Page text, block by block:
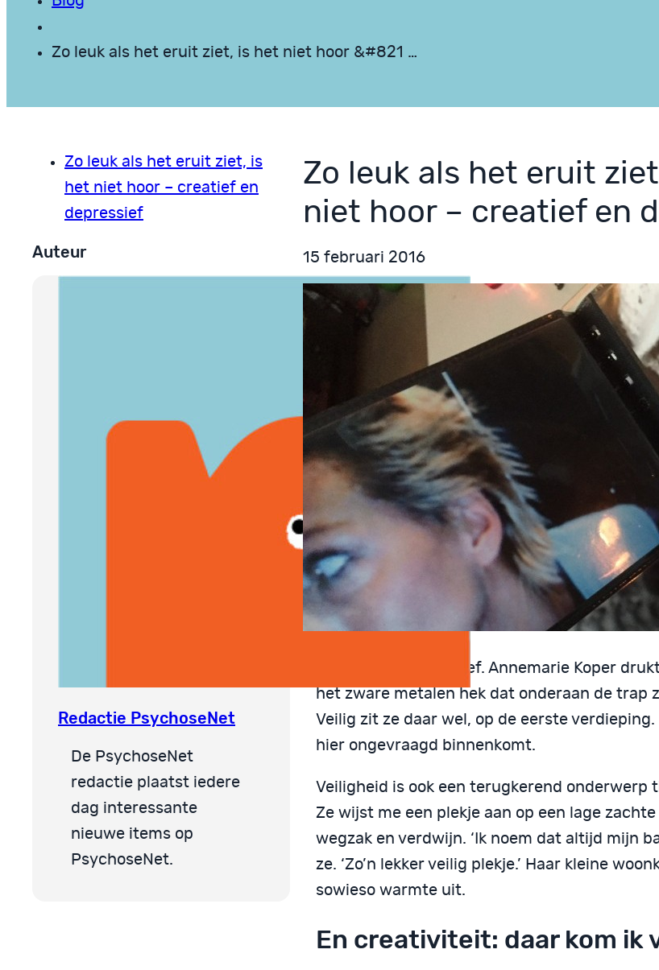
Zo leuk als het eruit ziet, is het niet hoor &#821 …
Zo leuk als het eruit ziet, is
het niet hoor – creatief en
depressief
Auteur
Redactie PsychoseNet
De PsychoseNet
redactie plaatst iedere
dag interessante
nieuwe items op
PsychoseNet.
Zo leuk als het eruit
niet hoor – creatief en
15 februari 2016
Creatief en depressief. Annemarie Koper
het zware metalen hek dat onderaan de trap
Veilig zit ze daar wel, op de eerste
hier ongevraagd binnenkomt.
Veiligheid is ook een terugkerend onderwerp
Ze wijst me een plekje aan op een lage
wegzak en verdwijn. ‘Ik noem dat altijd mijn
ze. ‘Zo’n lekker veilig plekje.’ Haar kleine
sowieso warmte uit.
En creativiteit: daar kom ik